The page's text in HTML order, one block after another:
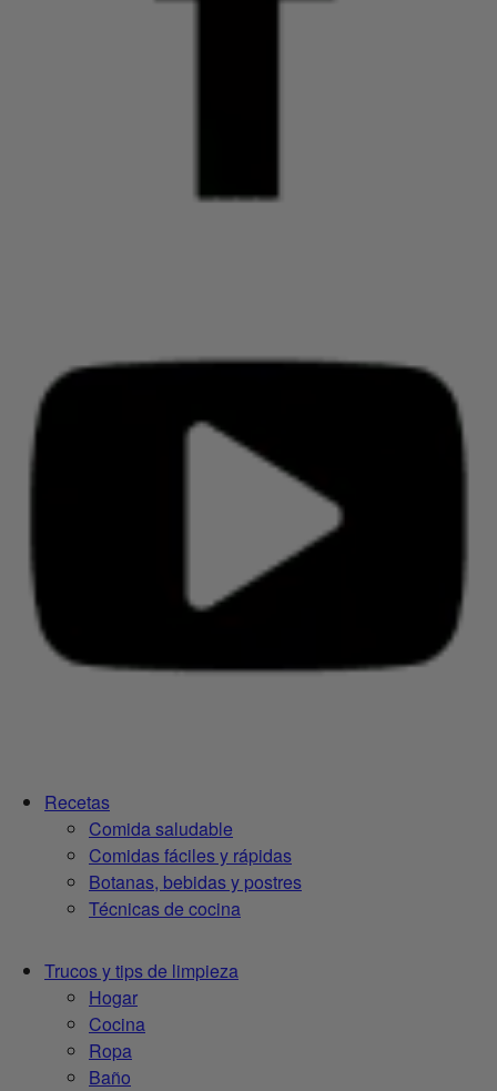
Recetas
Comida saludable
Comidas fáciles y rápidas
Botanas, bebidas y postres
Técnicas de cocina
Trucos y tips de limpieza
Hogar
Cocina
Ropa
Baño